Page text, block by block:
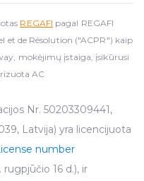
REGAFI pagal REGAFI
et de Résolution ("ACPR") kaip
mokėjimų įstaiga, įsikūrusi
AC
Nr. 50203309441,
Latvija) yra licencijuota
number
16 d.), ir